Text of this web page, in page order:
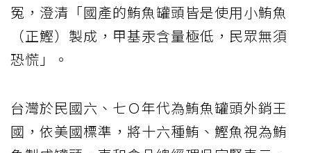
冤，澄清「國產的鮪魚罐頭皆是使用小鮪魚
（正鰹）製成，甲基汞含量極低，民眾無須
恐慌」。
台灣於民國六、七Ｏ年代為鮪魚罐頭外銷王
國，依美國標準，將十六種鮪、鰹魚視為鮪